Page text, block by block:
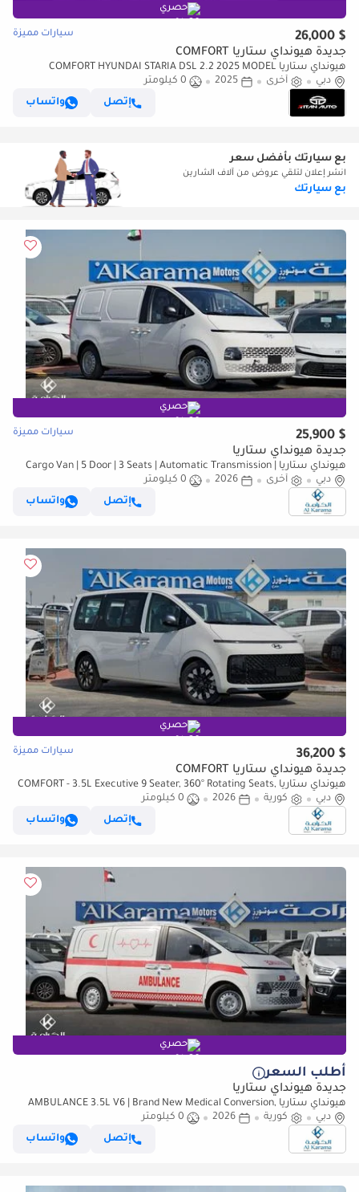
حصري
$ 26,000 سيارات مميزة
جديدة هيونداي ستاريا COMFORT
هيونداي ستاريا COMFORT HYUNDAI STARIA DSL 2.2 2025 MODEL
دبي
أخرى 2025
0 كيلومتر
إتصل
واتساب
بع سيارتك بأفضل سعر
انشر إعلان لتلقي عروض من آلاف الشارين
بع سيارتك
حصري
$ 25,900 سيارات مميزة
جديدة هيونداي ستاريا
هيونداي ستاريا Cargo Van | 5 Door | 3 Seats | Automatic Transmission |
Zero KM
دبي أخرى 2026
0 كيلومتر
إتصل
واتساب
حصري
$ 36,200 سيارات مميزة
جديدة هيونداي ستاريا COMFORT
هيونداي ستاريا COMFORT - 3.5L Executive 9 Seater, 360° Rotating Seats,
Push Start, Cruise Control, Remote Engine St
دبي كورية 2026
0 كيلومتر
إتصل
واتساب
حصري
أطلب السعر
جديدة هيونداي ستاريا
هيونداي ستاريا AMBULANCE 3.5L V6 | Brand New Medical Conversion,
Ready for Use
دبي كورية 2026
0 كيلومتر
إتصل
واتساب